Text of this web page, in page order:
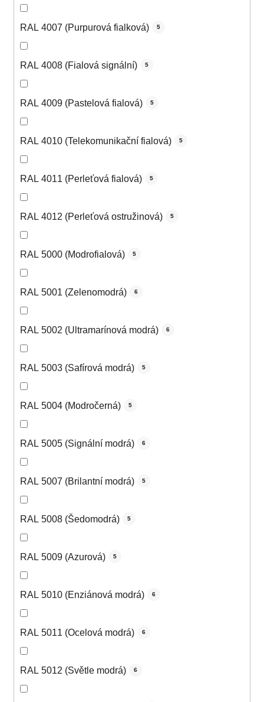
RAL 4007 (Purpurová fialková) 5
RAL 4008 (Fialová signální) 5
RAL 4009 (Pastelová fialová) 5
RAL 4010 (Telekomunikační fialová) 5
RAL 4011 (Perleťová fialová) 5
RAL 4012 (Perleťová ostružinová) 5
RAL 5000 (Modrofialová) 5
RAL 5001 (Zelenomodrá) 6
RAL 5002 (Ultramarínová modrá) 6
RAL 5003 (Safírová modrá) 5
RAL 5004 (Modročerná) 5
RAL 5005 (Signální modrá) 6
RAL 5007 (Brilantní modrá) 5
RAL 5008 (Šedomodrá) 5
RAL 5009 (Azurová) 5
RAL 5010 (Enziánová modrá) 6
RAL 5011 (Ocelová modrá) 6
RAL 5012 (Světle modrá) 6